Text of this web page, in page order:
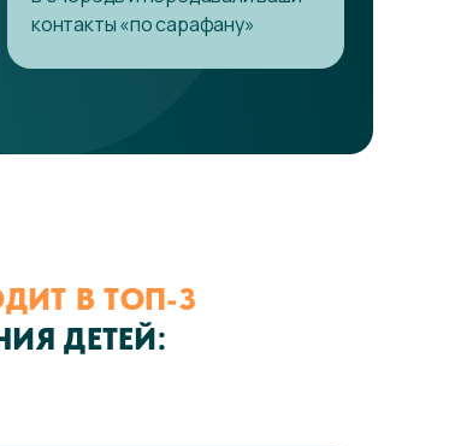
контакты «по сарафану»
В ТОП-3
ДЕТЕЙ: